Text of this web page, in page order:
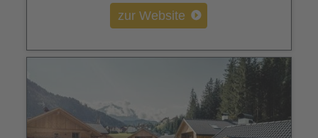
zur Website